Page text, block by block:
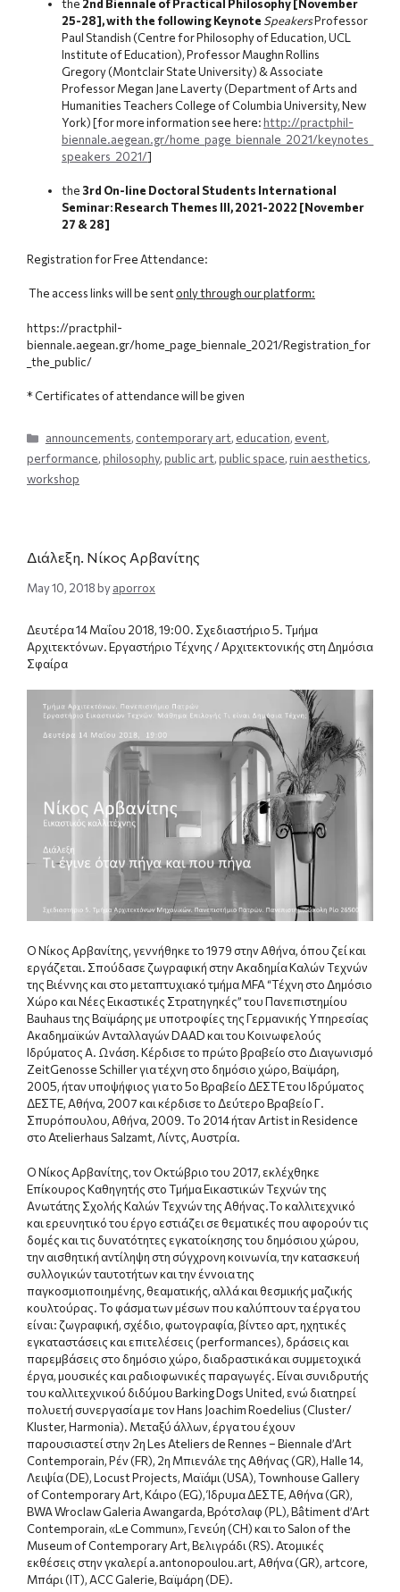
the 2nd Biennale of Practical Philosophy [November
25-28], with the following Keynote SpeakersProfessor
Paul Standish (Centre for Philosophy of Education, UCL
Institute of Education), Professor Maughn Rollins
Gregory (Montclair State University) & Associate
Professor Megan Jane Laverty (Department of Arts and
Humanities Teachers College of Columbia University, New
York) [for more information see here:http://practphil-
biennale.aegean.gr/home_page_biennale_2021/keynotes_
speakers_2021/]
the 3rd On-line Doctoral Students International
Seminar: Research Themes III, 2021-2022 [November
27 & 28]
Registration for Free Attendance:
The access links will be sentonly through our platform:
https://practphil-
biennale.aegean.gr/home_page_biennale_2021/Registration_for
_the_public/
* Certificates of attendance will be given
Categories
announcements, contemporary art, education, event,
performance,philosophy,public art,public space,ruin aesthetics,
workshop
Διάλεξη. Νίκος Αρβανίτης
May 10, 2018byaporrox
Δευτέρα 14 Μαΐου 2018, 19:00. Σχεδιαστήριο 5. Τμήμα
Αρχιτεκτόνων. Εργαστήριο Τέχνης / Αρχιτεκτονικής στη Δημόσια
Σφαίρα
Ο Νίκος Αρβανίτης, γεννήθηκε το 1979 στην Αθήνα, όπου ζεί και
εργάζεται. Σπούδασε ζωγραφική στην Ακαδημία Καλών Τεχνών
της Βιέννης και στο μεταπτυχιακό τμήμα MFA “Τέχνη στο Δημόσιο
Χώρο και Νέες Εικαστικές Στρατηγηκές” του Πανεπιστημίου
Bauhaus της Βαϊμάρης με υποτροφίες της Γερμανικής Υπηρεσίας
Ακαδημαϊκών Ανταλλαγών DAAD και του Κοινωφελούς
Ιδρύματος Α. Ωνάση. Κέρδισε το πρώτο βραβείο στο Διαγωνισμό
ZeitGenosse Schiller για τέχνη στο δημόσιο χώρο, Βαϊμάρη,
2005, ήταν υποψήφιος για το 5ο Βραβείο ΔΕΣΤΕ του Ιδρύματος
ΔΕΣΤΕ, Αθήνα, 2007 και κέρδισε το Δεύτερο Βραβείο Γ.
Σπυρόπουλου, Αθήνα, 2009. Το 2014 ήταν Artist in Residence
στο Ατelierhaus Salzamt, Λίντς, Αυστρία.
Ο Νίκος Αρβανίτης, τον Οκτώβριο του 2017, εκλέχθηκε
Επίκουρος Καθηγητής στο Τμήμα Εικαστικών Τεχνών της
Ανωτάτης Σχολής Καλών Τεχνών της Αθήνας.Το καλλιτεχνικό
και ερευνητικό του έργο εστιάζει σε θεματικές που αφορούν τις
δομές και τις δυνατότητες εγκατοίκησης του δημόσιου χώρου,
την αισθητική αντίληψη στη σύγχρονη κοινωνία, την κατασκευή
συλλογικών ταυτοτήτων και την έννοια της
παγκοσμιοποιημένης, θεαματικής, αλλά και θεσμικής μαζικής
κουλτούρας. Το φάσμα των μέσων που καλύπτουν τα έργα του
είναι: ζωγραφική, σχέδιο, φωτογραφία, βίντεο αρτ, ηχητικές
εγκαταστάσεις και επιτελέσεις (performances), δράσεις και
παρεμβάσεις στο δημόσιο χώρο, διαδραστικά και συμμετοχικά
έργα, μουσικές και ραδιοφωνικές παραγωγές. Είναι συνιδρυτής
του καλλιτεχνικού διδύμου Barking Dogs United, ενώ διατηρεί
πολυετή συνεργασία με τονHans JoachimRoedelius(Cluster/
Kluster,Harmonia). Μεταξύ άλλων, έργα του έχουν
παρουσιαστεί στην 2ηLes Ateliers de Rennes – Biennale d’Art
Contemporain,Ρέν(FR), 2η Μπιενάλε της Αθήνας(GR), Halle 14,
Λειψία(DE), Locust Projects, Μαϊάμι(USA), Townhouse Gallery
of Contemporary Art,Κάιρο(EG),Ίδρυμα ΔΕΣΤΕ,Αθήνα(GR),
BWA Wroclaw Galeria Awangarda,Βρότσλαφ(PL), Bâtiment d’Art
Contemporain, «Le Commun»,Γενεύη(CH)και τοSalon of the
Museum of Contemporary Art,Βελιγράδι(RS).Ατομικές
εκθέσεις στην γκαλερί a.antonopoulou.art,Αθήνα(GR), artcore,
Μπάρι(IT), ACC Galerie,Βαϊμάρη(DE).